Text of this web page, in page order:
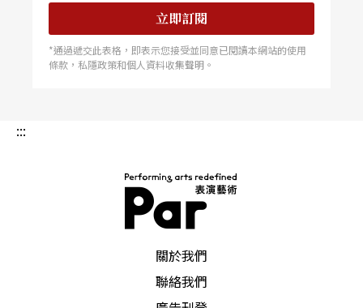
立即訂閱
*通過遞交此表格，即表示您接受並同意已閱讀本網站的使用
條款，私隱政策和個人資料收集聲明。
:::
關於我們
聯絡我們